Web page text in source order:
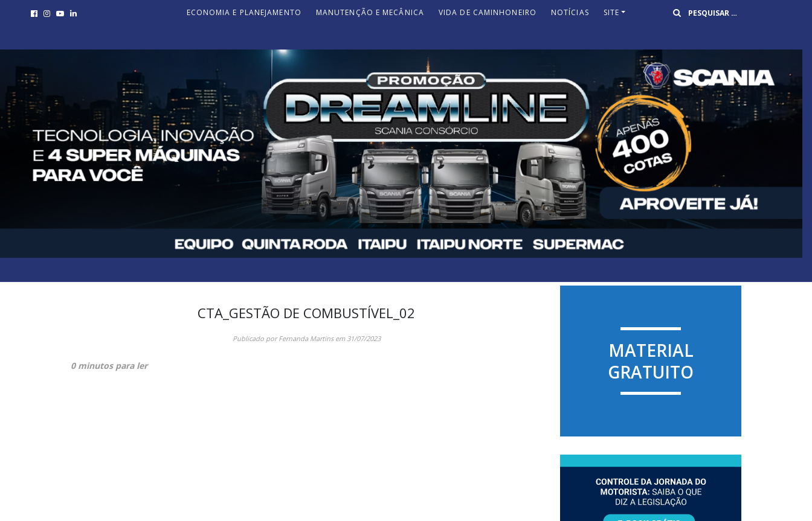
ECONOMIA E PLANEJAMENTO MANUTENÇÃO E MECÂNICA VIDA DE CAMINHONEIRO NOTÍCIAS SITE Buscar
CTA_GESTÃO DE COMBUSTÍVEL_02
Publicado porFernanda Martinsem 31/07/2023
0 minutos para ler
MATERIAL
GRATUITO